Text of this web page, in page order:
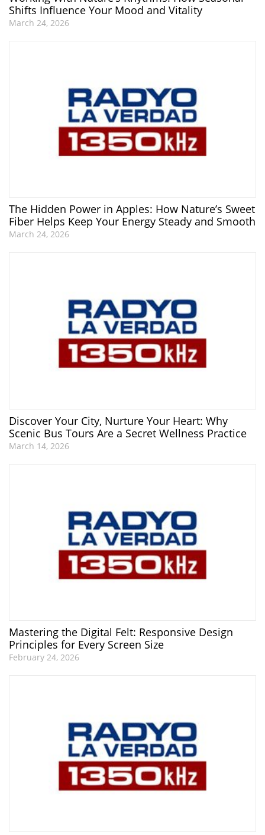
Shifts Influence Your Mood and Vitality
March 24, 2026
The Hidden Power in Apples: How Nature’s Sweet
Fiber Helps Keep Your Energy Steady and Smooth
March 24, 2026
Discover Your City, Nurture Your Heart: Why
Scenic Bus Tours Are a Secret Wellness Practice
March 14, 2026
Mastering the Digital Felt: Responsive Design
Principles for Every Screen Size
February 24, 2026